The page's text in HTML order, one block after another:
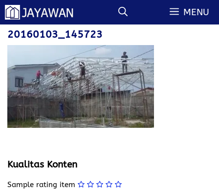
Langsung
ke
isi
MENU
20160103_145723
Kualitas Konten
Sample rating item